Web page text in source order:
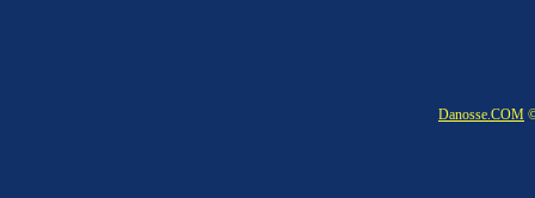
Danosse.COM